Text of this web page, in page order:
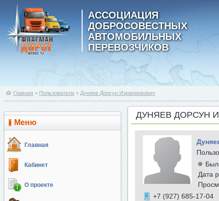
АССОЦИАЦИЯ
ДОБРОСОВЕСТНЫХ
АВТОМОБИЛЬНЫХ
ПЕРЕВОЗЧИКОВ
Главная > Пользователи > Дуняев Дорсун Израпиевович
Меню
Главная
Кабинет
О проекте
ДУНЯЕВ ДОРСУН
Был
Дата
+7 (927) 685-17-04